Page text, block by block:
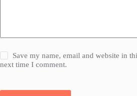
Save my name, email and website in
next time I comment.